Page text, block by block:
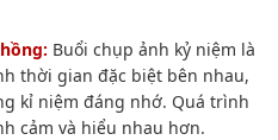
Buổi chụp ảnh kỷ niệm là
thời gian đặc biệt bên nhau,
kỉ niệm đáng nhớ. Quá trình
cảm và hiểu nhau hơn.